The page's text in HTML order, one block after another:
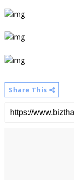
Share This